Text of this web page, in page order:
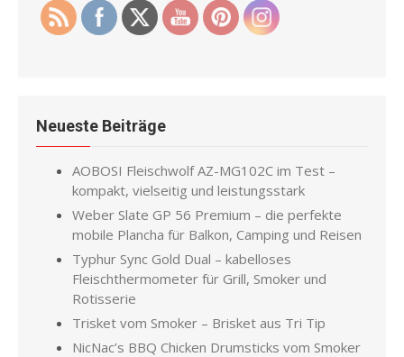
Neueste Beiträge
AOBOSI Fleischwolf AZ-MG102C im Test –
kompakt, vielseitig und leistungsstark
Weber Slate GP 56 Premium – die perfekte
mobile Plancha für Balkon, Camping und Reisen
Typhur Sync Gold Dual – kabelloses
Fleischthermometer für Grill, Smoker und
Rotisserie
Trisket vom Smoker – Brisket aus Tri Tip
NicNac’s BBQ Chicken Drumsticks vom Smoker